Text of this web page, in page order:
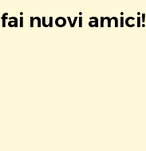
nuovi amici!